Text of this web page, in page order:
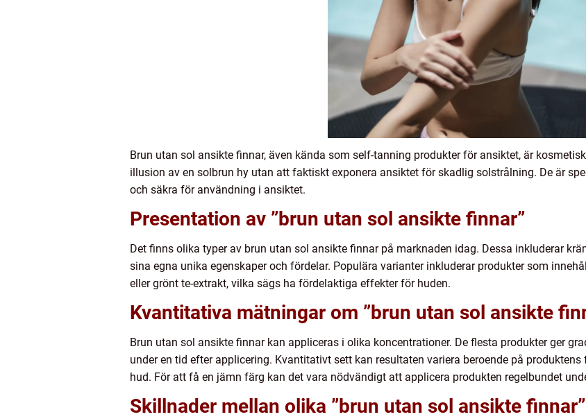
Brun utan sol ansikte finnar, även kända som self-tanning produkter för ansiktet, är
illusion av en solbrun hy utan att faktiskt exponera ansiktet för skadlig solstrålning. De är
och säkra för användning i ansiktet.
Presentation av ”brun utan sol ansikte finnar”
Det finns olika typer av brun utan sol ansikte finnar på marknaden idag. Dessa inkluderar
sina egna unika egenskaper och fördelar. Populära varianter inkluderar produkter som
eller grönt te-extrakt, vilka sägs ha fördelaktiga effekter för huden.
Kvantitativa mätningar om ”brun utan sol ansikte
Brun utan sol ansikte finnar kan appliceras i olika koncentrationer. De flesta produkter ger
under en tid efter applicering. Kvantitativt sett kan resultaten variera beroende på
hud. För att få en jämn färg kan det vara nödvändigt att applicera produkten regelbundet
Skillnader mellan olika ”brun utan sol ansikte finnar”